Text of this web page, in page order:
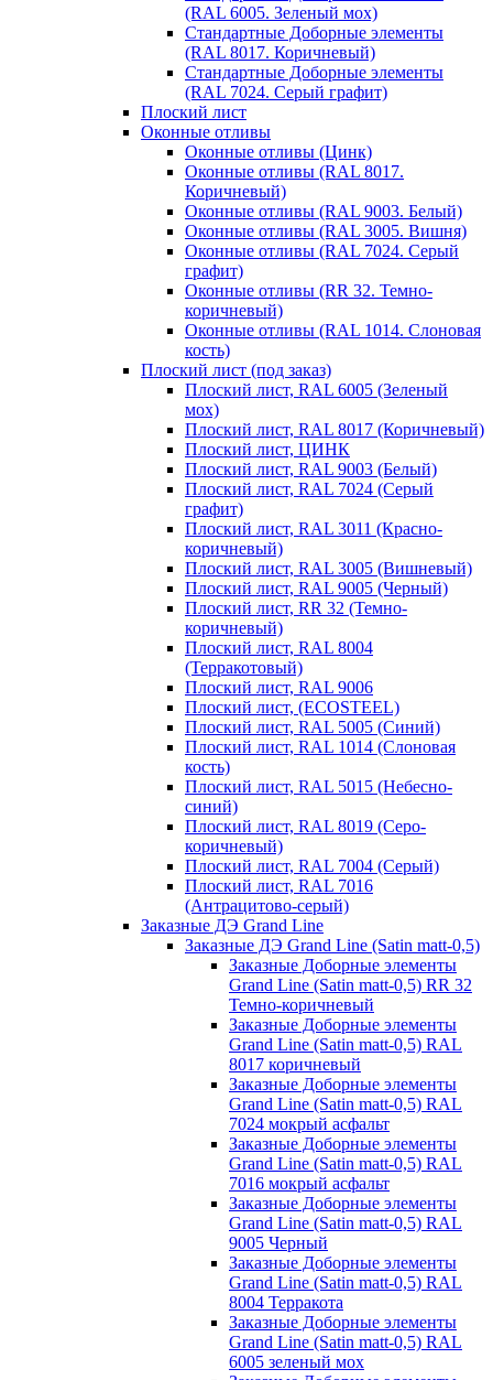
(RAL 6005. Зеленый мох)
Стандартные Доборные элементы
(RAL 8017. Коричневый)
Стандартные Доборные элементы
(RAL 7024. Серый графит)
Плоский лист
Оконные отливы
Оконные отливы (Цинк)
Оконные отливы (RAL 8017.
Коричневый)
Оконные отливы (RAL 9003. Белый)
Оконные отливы (RAL 3005. Вишня)
Оконные отливы (RAL 7024. Серый
графит)
Оконные отливы (RR 32. Темно-
коричневый)
Оконные отливы (RAL 1014. Слоновая
кость)
Плоский лист (под заказ)
Плоский лист, RAL 6005 (Зеленый
мох)
Плоский лист, RAL 8017 (Коричневый)
Плоский лист, ЦИНК
Плоский лист, RAL 9003 (Белый)
Плоский лист, RAL 7024 (Серый
графит)
Плоский лист, RAL 3011 (Красно-
коричневый)
Плоский лист, RAL 3005 (Вишневый)
Плоский лист, RAL 9005 (Черный)
Плоский лист, RR 32 (Темно-
коричневый)
Плоский лист, RAL 8004
(Терракотовый)
Плоский лист, RAL 9006
Плоский лист, (ECOSTEEL)
Плоский лист, RAL 5005 (Синий)
Плоский лист, RAL 1014 (Слоновая
кость)
Плоский лист, RAL 5015 (Небесно-
синий)
Плоский лист, RAL 8019 (Серо-
коричневый)
Плоский лист, RAL 7004 (Серый)
Плоский лист, RAL 7016
(Антрацитово-серый)
Заказные ДЭ Grand Line
Заказные ДЭ Grand Line (Satin matt-0,5)
Заказные Доборные элементы
Grand Line (Satin matt-0,5) RR 32
Темно-коричневый
Заказные Доборные элементы
Grand Line (Satin matt-0,5) RAL
8017 коричневый
Заказные Доборные элементы
Grand Line (Satin matt-0,5) RAL
7024 мокрый асфальт
Заказные Доборные элементы
Grand Line (Satin matt-0,5) RAL
7016 мокрый асфальт
Заказные Доборные элементы
Grand Line (Satin matt-0,5) RAL
9005 Черный
Заказные Доборные элементы
Grand Line (Satin matt-0,5) RAL
8004 Терракота
Заказные Доборные элементы
Grand Line (Satin matt-0,5) RAL
6005 зеленый мох